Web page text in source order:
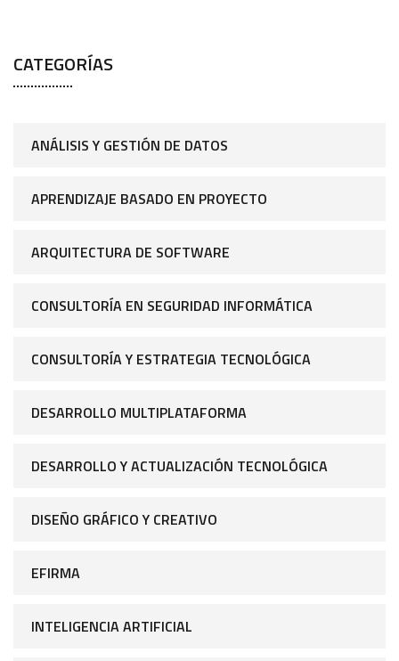
CATEGORÍAS
ANÁLISIS Y GESTIÓN DE DATOS
APRENDIZAJE BASADO EN PROYECTO
ARQUITECTURA DE SOFTWARE
CONSULTORÍA EN SEGURIDAD INFORMÁTICA
CONSULTORÍA Y ESTRATEGIA TECNOLÓGICA
DESARROLLO MULTIPLATAFORMA
DESARROLLO Y ACTUALIZACIÓN TECNOLÓGICA
DISEÑO GRÁFICO Y CREATIVO
EFIRMA
INTELIGENCIA ARTIFICIAL